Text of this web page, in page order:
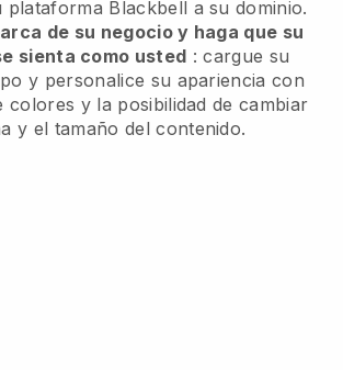
plataforma Blackbell a su dominio.
de su negocio y haga que su
sienta como usted : cargue su
y personalice su apariencia con
colores y la posibilidad de cambiar
y el tamaño del contenido.